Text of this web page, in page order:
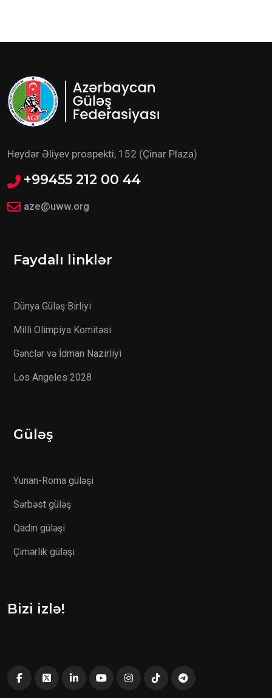
Heydər Əliyev prospekti, 152 (Çinar Plaza)
+99455 212 00 44
aze@uww.org
Faydalı linklər
Dünya Güləş Birliyi
Milli Olimpiya Komitəsi
Gənclər və İdman Nazirliyi
Los Angeles 2028
Güləş
Yunan-Roma güləşi
Sərbəst güləş
Qadın güləşi
Çimərlik güləşi
Bizi izlə!